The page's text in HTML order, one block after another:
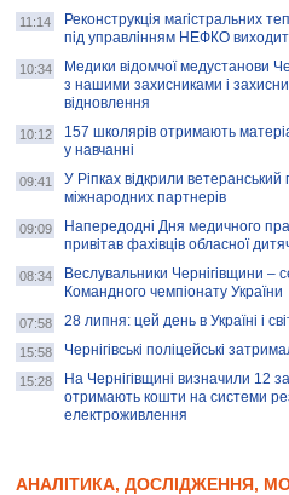
11:14
Реконструкція магістральних
під управлінням НЕФКО
10:34
Медики відомчої медустанови
з нашими захисниками і
відновлення
10:12
157 школярів отримають
у навчанні
09:41
У Ріпках відкрили ветеранський
міжнародних партнерів
09:09
Напередодні Дня медичного
привітав фахівців обласної
08:34
Веслувальники Чернігівщини –
Командного чемпіонату України
07:58 28 липня: цей день в Україні і
15:58 Чернігівські поліцейські
15:28
На Чернігівщині визначили 12
отримають кошти на системи
електроживлення
АНАЛІТИКА, ДОСЛІДЖЕННЯ,